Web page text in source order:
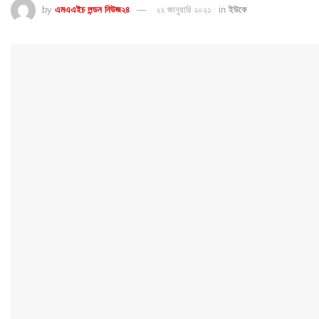
by এমএএইচ লন্ডন নিউজ২৪ ২২ জানুয়ারি ২০২১ in ইউকে